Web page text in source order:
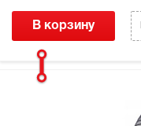
В корзину